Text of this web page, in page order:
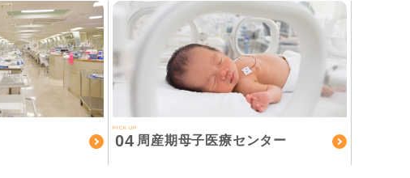
PICK UP
04 周産期母子医療センター